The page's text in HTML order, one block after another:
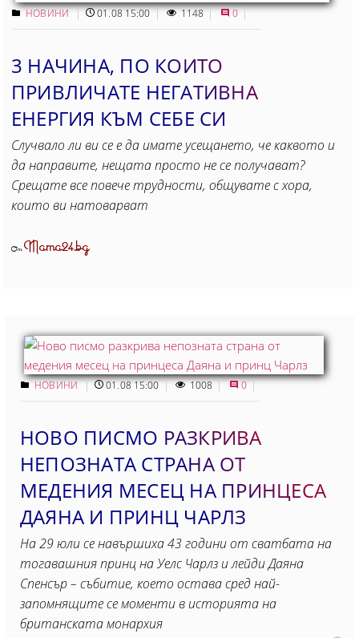
НОВИНИ 01.08 15:00 1148 0
3 НАЧИНА, ПО КОИТО
ПРИВЛИЧАТЕ НЕГАТИВНА
ЕНЕРГИЯ КЪМ СЕБЕ СИ
Случвало ли ви се е да имате усещането, че каквото и
да направите, нещата просто не се получават?
Срещате все повече трудности, общувате с хора,
които ви натоварват
ОтMama24.bg
НОВИНИ 01.08 15:00 1008 0
НОВО ПИСМО РАЗКРИВА
НЕПОЗНАТА СТРАНА ОТ
МЕДЕНИЯ МЕСЕЦ НА ПРИНЦЕСА
ДАЯНА И ПРИНЦ ЧАРЛЗ
На 29 юли се навършиха 43 години от сватбата на
тогавашния принц на Уелс Чарлз и лейди Даяна
Спенсър – събитие, което остава сред най-
запомнящите се моменти в историята на
британската монархия